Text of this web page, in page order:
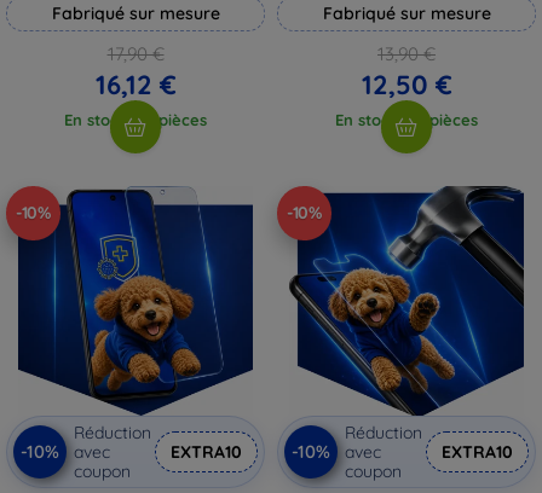
Fabriqué sur mesure
17,90 €
16,12 €
En stock > 5 pièces
Fabriqué sur mesure
13,90 €
12,50 €
En stock > 5 pièces
-10%
-10%
Réduction
avec
coupon
EXTRA10
-10%
-10%
Réduction
avec
coupon
EXTRA10